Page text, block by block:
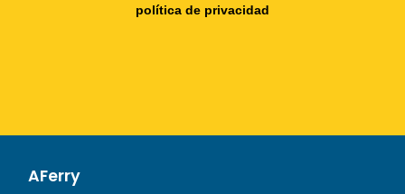
política de privacidad
AFerry